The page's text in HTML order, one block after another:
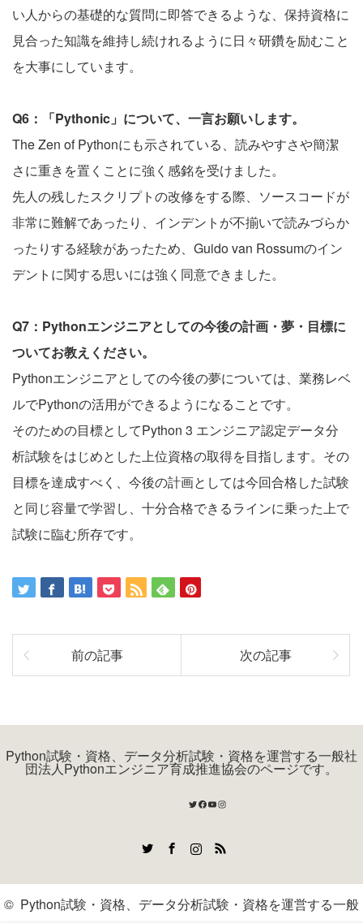
い人からの基礎的な質問に即答できるような、保持資格に
見合った知識を維持し続けれるように日々研鑽を励むこと
を大事にしています。
Q6：「Pythonic」について、一言お願いします。
The Zen of Pythonにも示されている、読みやすさや簡潔
さに重きを置くことに強く感銘を受けました。
先人の残したスクリプトの改修をする際、ソースコードが
非常に難解であったり、インデントが不揃いで読みづらか
ったりする経験があったため、Guido van Rossumのイン
デントに関する思いには強く同意できました。
Q7：Pythonエンジニアとしての今後の計画・夢・目標に
ついてお教えください。
Pythonエンジニアとしての今後の夢については、業務レベ
ルでPythonの活用ができるようになることです。
そのための目標としてPython 3 エンジニア認定データ分
析試験をはじめとした上位資格の取得を目指します。その
目標を達成すべく、今後の計画としては今回合格した試験
と同じ容量で学習し、十分合格できるラインに乗った上で
試験に臨む所存です。
前の記事 次の記事
Python試験・資格、データ分析試験・資格を運営する一般社
団法人Pythonエンジニア育成推進協会のページです。
Twitter
Facebook
YouTube
Instagram
RSS
© Python試験・資格、データ分析試験・資格を運営する一般